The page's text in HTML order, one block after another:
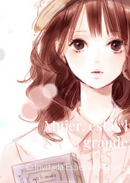
Mujer, estás
©Invitada Especial |4